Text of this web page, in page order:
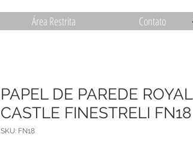
Área Restrita Contato
PAPEL DE PAREDE ROYAL
CASTLE FINESTRELI FN18
SKU: FN18